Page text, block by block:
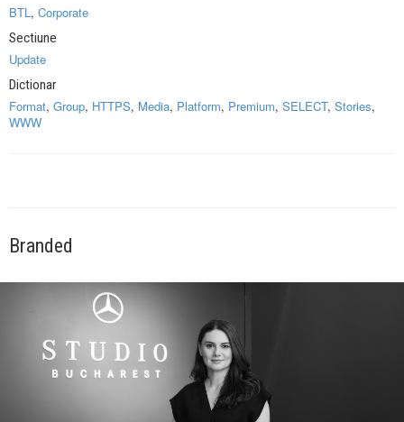
BTL, Corporate
Sectiune
Update
Dictionar
Format, Group, HTTPS, Media, Platform, Premium, SELECT, Stories,
WWW
Branded